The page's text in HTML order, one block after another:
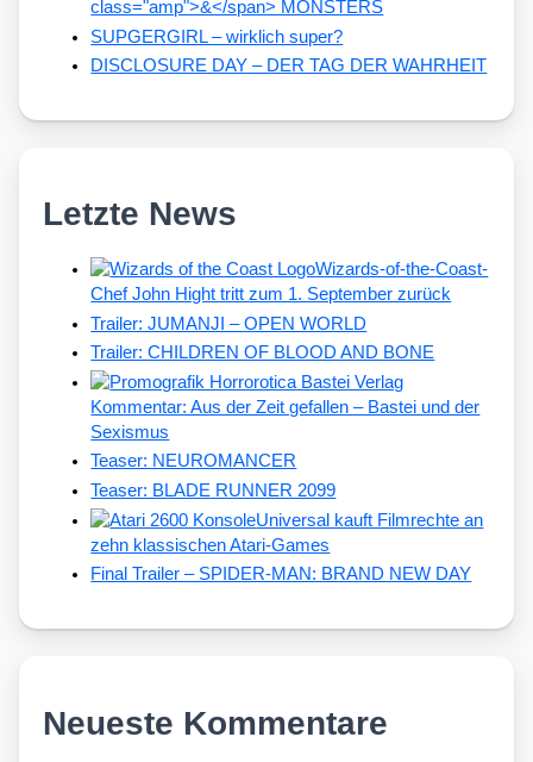
class="amp">&</span> MONSTERS
SUPGERGIRL – wirklich super?
DISCLOSURE DAY – DER TAG DER WAHRHEIT
Letzte News
Wizards-of-the-Coast-
Chef John Hight tritt zum 1. September zurück
Trailer: JUMANJI – OPEN WORLD
Trailer: CHILDREN OF BLOOD AND BONE
Kommentar: Aus der Zeit gefallen – Bastei und der
Sexismus
Teaser: NEUROMANCER
Teaser: BLADE RUNNER 2099
Universal kauft Filmrechte an
zehn klassischen Atari-Games
Final Trailer – SPIDER-MAN: BRAND NEW DAY
Neueste Kommentare